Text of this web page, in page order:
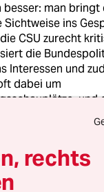
besser: man bringt
ins
CSU zurecht
die
Interessen und
dabei um
und
Volkes bleiben
endlosen
rechts